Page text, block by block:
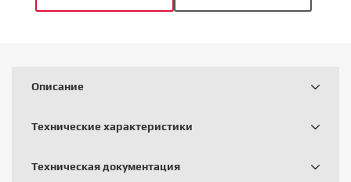
Описание
Технические характеристики
Техническая документация